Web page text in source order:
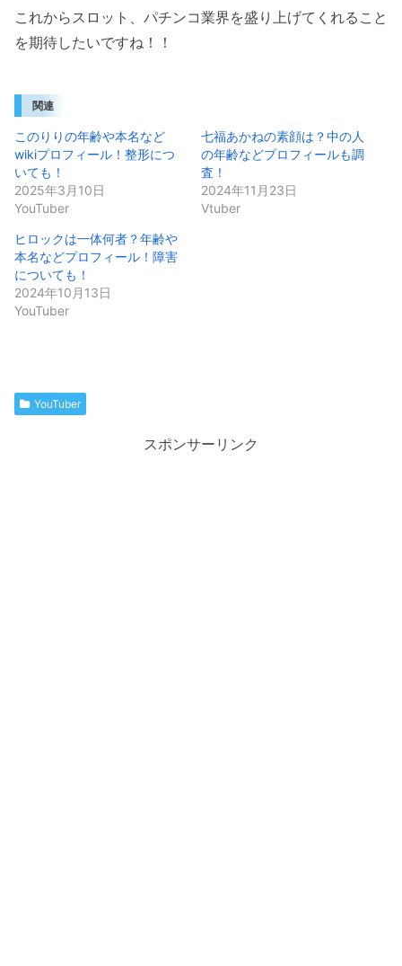
これからスロット、パチンコ業界を盛り上げてくれること
を期待したいですね！！
関連
このりりの年齢や本名など
wikiプロフィール！整形につ
いても！
2025年3月10日
YouTuber
七福あかねの素顔は？中の人
の年齢などプロフィールも調
査！
2024年11月23日
Vtuber
ヒロックは一体何者？年齢や
本名などプロフィール！障害
についても！
2024年10月13日
YouTuber
YouTuber
スポンサーリンク